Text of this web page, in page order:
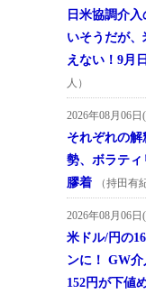
日米協調介
いそうだが
えない！9月
人）
2026年08月06
それぞれの
勢、ボラティ
膠着
（持田有
2026年08月06
米ドル/円の
ンに！ GW
152円が下値